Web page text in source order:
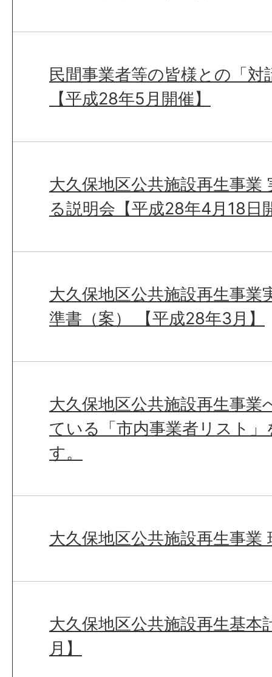
民間事業者等の皆様との「
【平成28年5月開催】
大久保地区公共施設再生事業
る説明会【平成28年4月18日
大久保地区公共施設再生事業
準書（案） 【平成28年3月】
大久保地区公共施設再生事業
ている「市内事業者リスト
す。
大久保地区公共施設再生事業
大久保地区公共施設再生基本
月】